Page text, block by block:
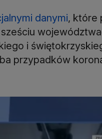
danymi, które
i
przypadków